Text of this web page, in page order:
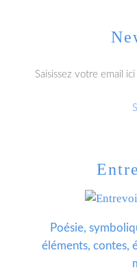
Poésie,
éléments, contes,